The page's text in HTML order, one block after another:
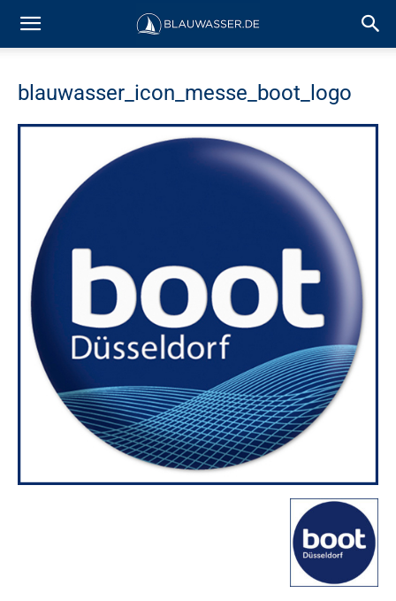
blauwasser_icon_messe_boot_logo